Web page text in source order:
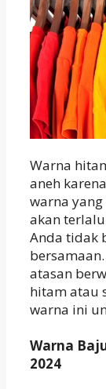
Warna
aneh
warna
akan
Anda tidak
atasan
hitam atau
warna ini
Warna
2024